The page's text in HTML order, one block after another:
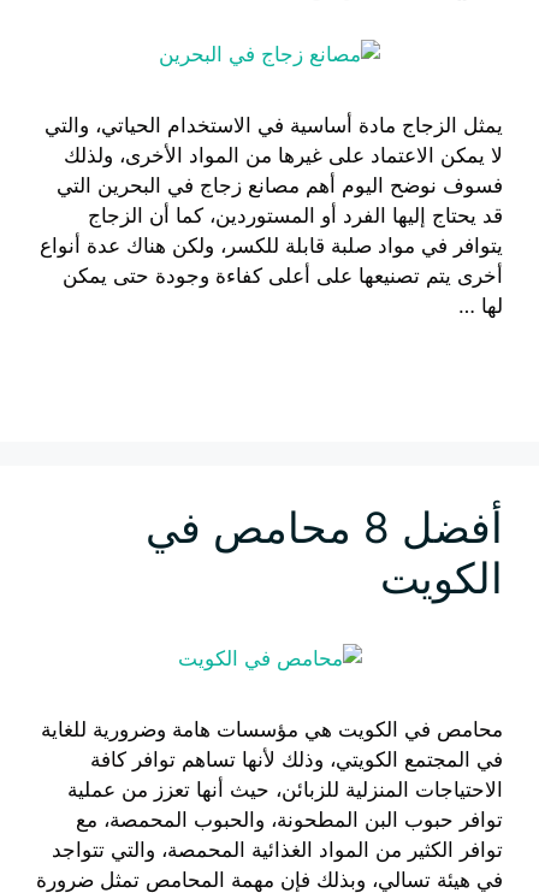
يمثل الزجاج مادة أساسية في الاستخدام الحياتي، والتي
لا يمكن الاعتماد على غيرها من المواد الأخرى، ولذلك
فسوف نوضح اليوم أهم مصانع زجاج في البحرين التي
قد يحتاج إليها الفرد أو المستوردين، كما أن الزجاج
يتوافر في مواد صلبة قابلة للكسر، ولكن هناك عدة أنواع
أخرى يتم تصنيعها على أعلى كفاءة وجودة حتى يمكن
لها …
أفضل 8 محامص في
الكويت
محامص في الكويت هي مؤسسات هامة وضرورية للغاية
في المجتمع الكويتي، وذلك لأنها تساهم توافر كافة
الاحتياجات المنزلية للزبائن، حيث أنها تعزز من عملية
توافر حبوب البن المطحونة، والحبوب المحمصة، مع
توافر الكثير من المواد الغذائية المحمصة، والتي تتواجد
في هيئة تسالي، وبذلك فإن مهمة المحامص تمثل ضرورة